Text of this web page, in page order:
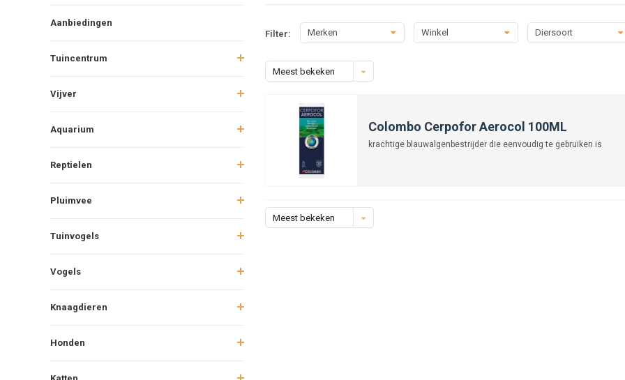
Aanbiedingen
Tuincentrum
Vijver
Aquarium
Reptielen
Pluimvee
Tuinvogels
Vogels
Knaagdieren
Honden
Filter: Merken Winkel Diersoort
Meest bekeken
Colombo Cerpofor Aerocol 100ML
krachtige blauwalgenbestrijder die eenvoudig te gebruiken is
Meest bekeken